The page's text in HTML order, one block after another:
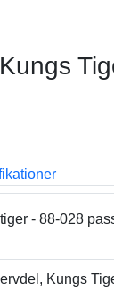
- 88-028
Kungs